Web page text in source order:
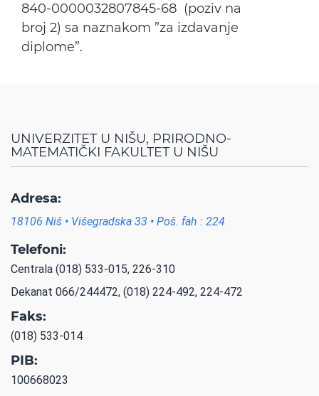
840-0000032807845-68 (poziv na
broj 2) sa naznakom ”za izdavanje
diplome”.
UNIVERZITET U NIŠU, PRIRODNO-
MATEMATIČKI FAKULTET U NIŠU
Adresa:
18106 Niš • Višegradska 33 • Poš. fah : 224
Telefoni:
Centrala (018) 533-015, 226-310
Dekanat 066/244472, (018) 224-492, 224-472
Faks:
(018) 533-014
PIB:
100668023